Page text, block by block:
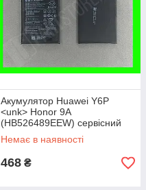
Акумулятор Huawei Y6P
<unk> Honor 9A
(HB526489EEW) сервісний
оригінал
Немає в наявності
468 ₴